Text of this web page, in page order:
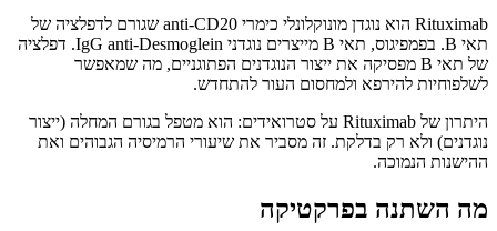
Rituximab הוא נוגדן מונוקלונלי כימרי anti-CD20 שגורם לדפלציה של
תאי B. בפמפיגוס, תאי B מייצרים נוגדני IgG anti-Desmoglein. דפלציה
של תאי B מפסיקה את ייצור הנוגדנים הפתוגניים, מה שמאפשר
לשלפוחיות להירפא ולמחסום העור להתחדש.
היתרון של Rituximab על סטרואידים: הוא מטפל בגורם המחלה (ייצור
נוגדנים) ולא רק בדלקת. זה מסביר את שיעורי הרמיסיה הגבוהים ואת
ההישנות הנמוכה.
מה השתנה בפרקטיקה